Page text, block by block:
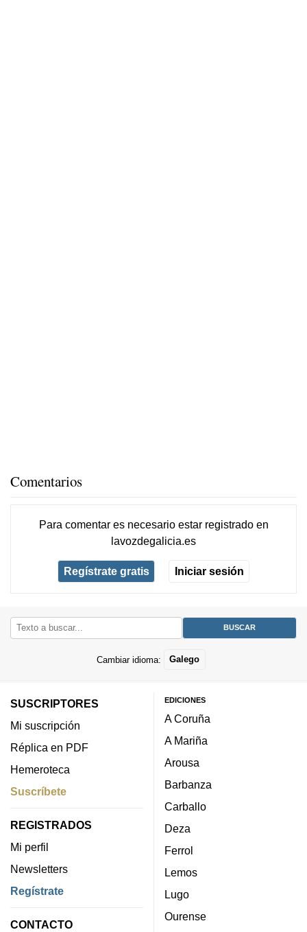
Comentarios
Para comentar es necesario estar registradoen
lavozdegalicia.es
Regístrate gratis Iniciar sesión
Cambiar idioma: Galego
SUSCRIPTORES
Mi suscripción
Réplica en PDF
Hemeroteca
Suscríbete
REGISTRADOS
Mi perfil
Newsletters
Regístrate
CONTACTO
EDICIONES
A Coruña
A Mariña
Arousa
Barbanza
Carballo
Deza
Ferrol
Lemos
Lugo
Ourense